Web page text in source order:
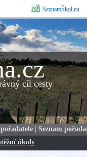
SeznamŠkol.eu
cíl cesty
| Seznam
úkoly